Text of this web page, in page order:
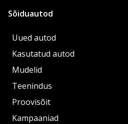
Sõiduautod
Uued autod
Kasutatud autod
Mudelid
Teenindus
Proovisõit
Kampaaniad